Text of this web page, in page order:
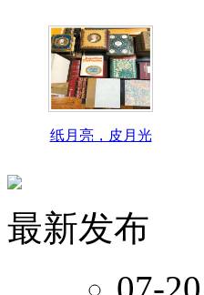
纸月亮，皮月光
最新发布